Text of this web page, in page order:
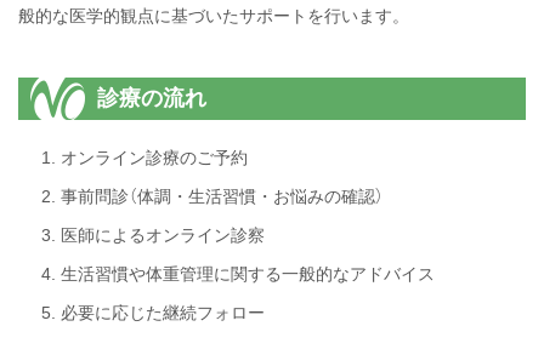
般的な医学的観点に基づいたサポートを行います。
診療の流れ
オンライン診療のご予約
事前問診（体調・生活習慣・お悩みの確認）
医師によるオンライン診察
生活習慣や体重管理に関する一般的なアドバイス
必要に応じた継続フォロー